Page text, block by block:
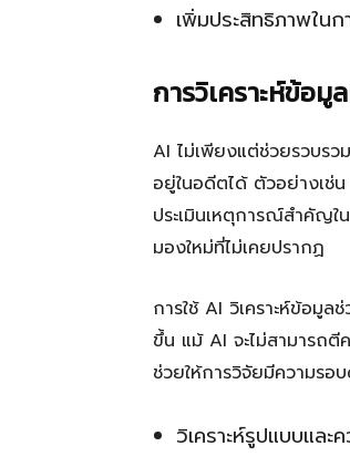
เพิ่มประสิทธิภาพในก
การวิเคราะห์ข้อ
AI ไม่เพียงแต่ช่วยรวบรว
อยู่ในอดีตได้ ตัวอย่างเช่
ประเมินเหตุการณ์สำคัญใ
มองใหม่ที่ไม่เคยปรากฏ
การใช้ AI วิเคราะห์ข้อมู
ขึ้น แม้ AI จะไม่สามารถ
ช่วยให้การวิจัยมีความรอ
วิเคราะห์รูปแบบแล